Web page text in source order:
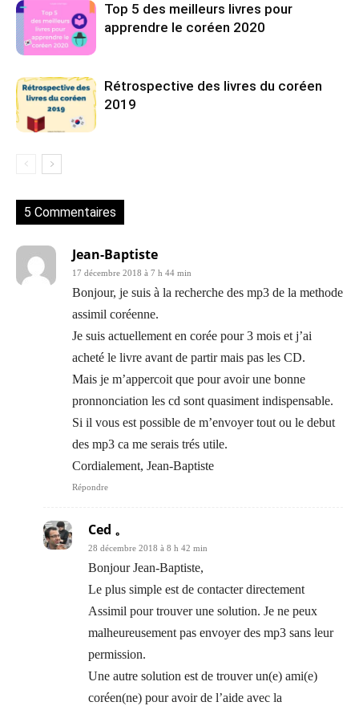
Top 5 des meilleurs livres pour
apprendre le coréen 2020
Rétrospective des livres du coréen
2019
5 Commentaires
Jean-Baptiste
17 décembre 2018 à 7 h 44 min
Bonjour, je suis à la recherche des mp3 de la methode
assimil coréenne.
Je suis actuellement en corée pour 3 mois et j’ai
acheté le livre avant de partir mais pas les CD.
Mais je m’appercoit que pour avoir une bonne
pronnonciation les cd sont quasiment indispensable.
Si il vous est possible de m’envoyer tout ou le debut
des mp3 ca me serais trés utile.
Cordialement, Jean-Baptiste
Répondre
Ced 。
28 décembre 2018 à 8 h 42 min
Bonjour Jean-Baptiste,
Le plus simple est de contacter directement
Assimil pour trouver une solution. Je ne peux
malheureusement pas envoyer des mp3 sans leur
permission.
Une autre solution est de trouver un(e) ami(e)
coréen(ne) pour avoir de l’aide avec la